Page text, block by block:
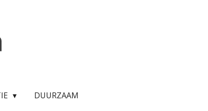
DUURZAAM